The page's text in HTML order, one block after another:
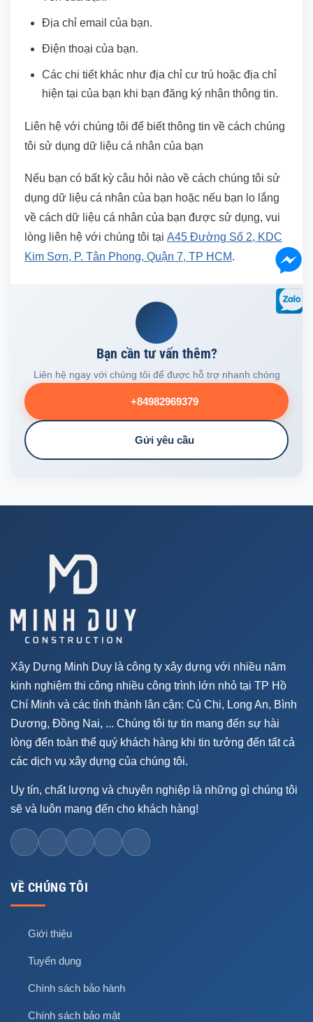
Địa chỉ email của bạn.
Điện thoại của bạn.
Các chi tiết khác như địa chỉ cư trú hoặc địa chỉ
hiện tại của bạn khi bạn đăng ký nhận thông tin.
Liên hệ với chúng tôi để biết thông tin về cách chúng
tôi sử dụng dữ liệu cá nhân của bạn
Nếu bạn có bất kỳ câu hỏi nào về cách chúng tôi sử
dụng dữ liệu cá nhân của bạn hoặc nếu bạn lo lắng
về cách dữ liệu cá nhân của bạn được sử dụng, vui
lòng liên hệ với chúng tôi tại A45 Đường Số 2, KDC
Kim Sơn, P. Tân Phong, Quận 7, TP HCM.
Bạn cần tư vấn thêm?
Liên hệ ngay với chúng tôi để được hỗ trợ nhanh chóng
+84982969379
Gửi yêu cầu
Xây Dựng Minh Duy là công ty xây dựng với nhiều năm
kinh nghiệm thi công nhiều công trình lớn nhỏ tại TP Hồ
Chí Minh và các tỉnh thành lân cận: Củ Chi, Long An, Bình
Dương, Đồng Nai, ... Chúng tôi tự tin mang đến sự hài
lòng đến toàn thể quý khách hàng khi tin tưởng đến tất cả
các dịch vụ xây dựng của chúng tôi.
Uy tín, chất lượng và chuyên nghiệp là những gì chúng tôi
sẽ và luôn mang đến cho khách hàng!
VỀ CHÚNG TÔI
Giới thiệu
Tuyển dụng
Chính sách bảo hành
Chính sách bảo mật